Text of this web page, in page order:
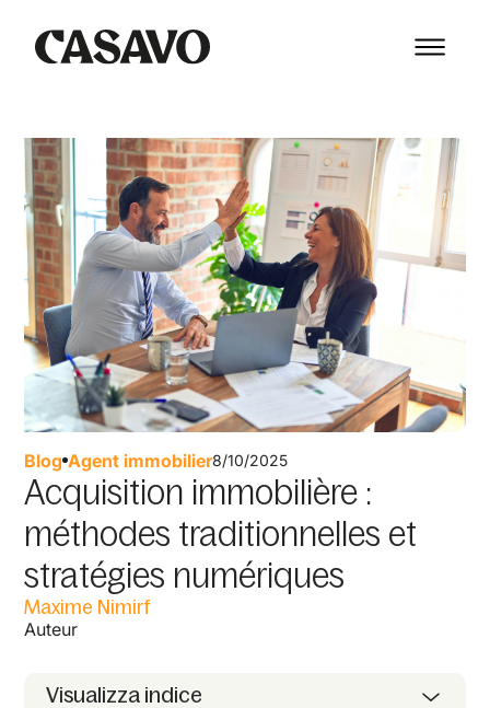
Blog Agent immobilier8/10/2025
Acquisition immobilière :
méthodes traditionnelles et
stratégies numériques
Maxime Nimirf
Auteur
Visualizza indice